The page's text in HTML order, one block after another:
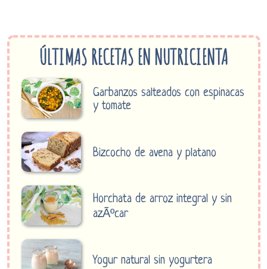
ÚLTIMAS RECETAS EN NUTRICIENTA
Garbanzos salteados con espinacas
y tomate
Bizcocho de avena y platano
Horchata de arroz integral y sin
azÃºcar
Yogur natural sin yogurtera